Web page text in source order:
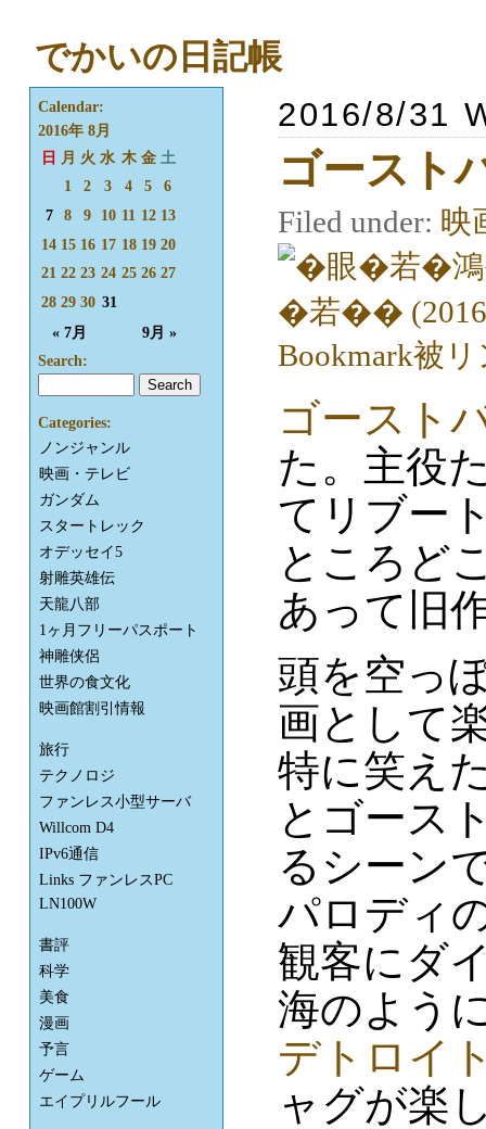
でかいの日記帳
2016/8/31
ゴースト
Filed under: 映
ゴースト
た。主役
てリブー
ところど
あって旧
頭を空っ
画として
特に笑え
とゴース
るシーン
パロディ
観客にダ
海のよう
デトロイ
ャグが楽
Calendar:
2016年 8月
日
月 火 水 木 金 土
« 7月 9月 »
1 2 3 4 5
6
7
8 9 10 11 12 13
14 15 16 17 18 19 20
21 22 23 24 25 26 27
28 29 30 31
Search:
Categories:
ノンジャンル
映画・テレビ
ガンダム
スタートレック
オデッセイ5
射雕英雄伝
天龍八部
1ヶ月フリーパスポート
神雕侠侶
世界の食文化
映画館割引情報
旅行
テクノロジ
ファンレス小型サーバ
Willcom D4
IPv6通信
Links ファンレスPC
LN100W
書評
科学
美食
漫画
予言
ゲーム
エイプリルフール